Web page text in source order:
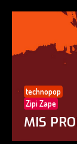
technopop
Zipi Zape
MIS